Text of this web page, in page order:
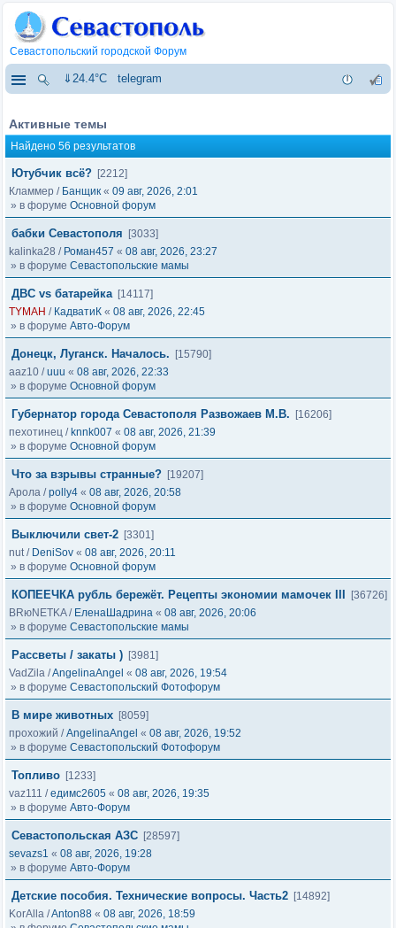
Севастопольский городской Форум
⇓24.4°C telegram
Активные темы
Найдено 56 результатов
Ютубчик всё? [2212]
Кламмер / Банщик « 09 авг, 2026, 2:01
» в форуме Основной форум
бабки Севастополя
[3033]
kalinka28 / Роман457 « 08 авг, 2026, 23:27
» в форуме Севастопольские мамы
ДВС vs батарейка [14117]
TYMAH / КадватиК « 08 авг, 2026, 22:45
» в форуме Авто-Форум
Донецк, Луганск. Началось.
[15790]
aaz10 /uuu « 08 авг, 2026, 22:33
» в форуме Основной форум
Губернатор города Севастополя Развожаев М.В.
[16206]
пехотинец / knnk007 « 08 авг, 2026, 21:39
» в форуме Основной форум
Что за взрывы странные? [19207]
Арола /polly4 « 08 авг, 2026, 20:58
» в форуме Основной форум
Выключили свет-2 [3301]
nut/ DeniSov « 08 авг, 2026, 20:11
» в форуме Основной форум
КОПЕЕЧКА рубль бережёт. Рецепты экономии мамочек III
[36726]
BRюNETKA/ ЕленаШадрина « 08 авг, 2026, 20:06
» в форуме Севастопольские мамы
Рассветы / закаты ) [3981]
VadZila /AngelinaAngel « 08 авг, 2026, 19:54
» в форуме Севастопольский Фотофорум
В мире животных [8059]
прохожий /AngelinaAngel « 08 авг, 2026, 19:52
» в форуме Севастопольский Фотофорум
Топливо [1233]
vaz111 /едимс2605 « 08 авг, 2026, 19:35
» в форуме Авто-Форум
Севастопольская АЗС [28597]
sevazs1 « 08 авг, 2026, 19:28
» в форуме Авто-Форум
Детские пособия. Технические вопросы. Часть2 [14892]
KorAlla /Anton88 « 08 авг, 2026, 18:59